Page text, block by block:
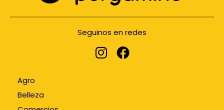
Seguinos en redes
Agro
Belleza